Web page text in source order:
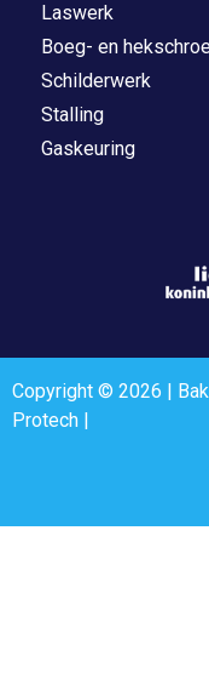
Laswerk
Boeg- en
Schilderwerk
Stalling
Gaskeuring
Copyright © 2026 |
Protech |